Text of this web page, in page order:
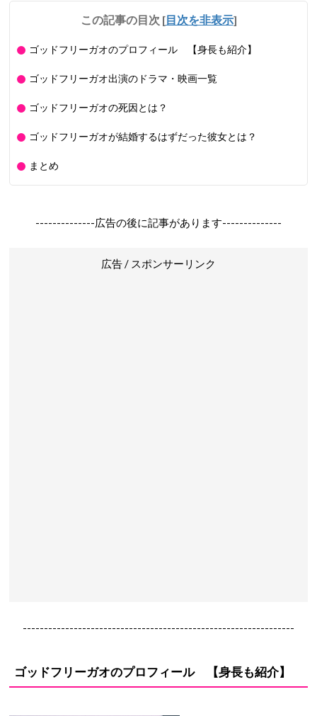
この記事の目次 [目次を非表示]
ゴッドフリーガオのプロフィール 【身長も紹介】
ゴッドフリーガオ出演のドラマ・映画一覧
ゴッドフリーガオの死因とは？
ゴッドフリーガオが結婚するはずだった彼女とは？
まとめ
--------------広告の後に記事があります--------------
広告 / スポンサーリンク
----------------------------------------------------------------
ゴッドフリーガオのプロフィール 【身長も紹介】